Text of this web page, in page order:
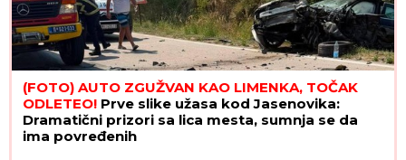
(FOTO) AUTO ZGUŽVAN KAO LIMENKA, TOČAK
ODLETEO! Prve slike užasa kod Jasenovika:
Dramatični prizori sa lica mesta, sumnja se da
ima povređenih